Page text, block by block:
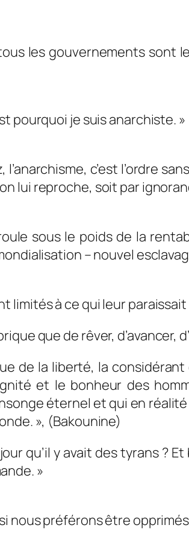
les gouvernements sont
pourquoi je suis anarchiste. »
l’anarchisme, c’est l’ordre
lui reproche, soit par
sous le poids de la
– nouvel
limités à ce qui leur
que de rêver, d’avancer,
de la liberté, la
et le bonheur des
éternel et qui en
», (Bakounine)
qu’il y avait des tyrans ?
»
nous préférons être